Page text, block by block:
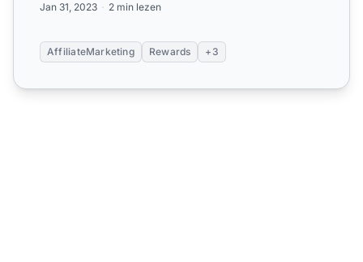
Jan 31, 2023 2 min lezen
AffiliateMarketing Rewards +3